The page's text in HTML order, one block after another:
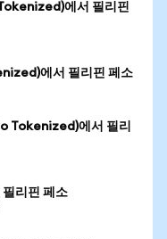
에서 필리핀
에서 필리핀 페소
Tokenized)에서 필리
리핀 페소